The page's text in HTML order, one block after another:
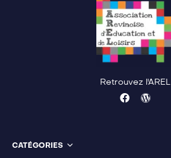
Retrouvez l'AREL
CATÉGORIES